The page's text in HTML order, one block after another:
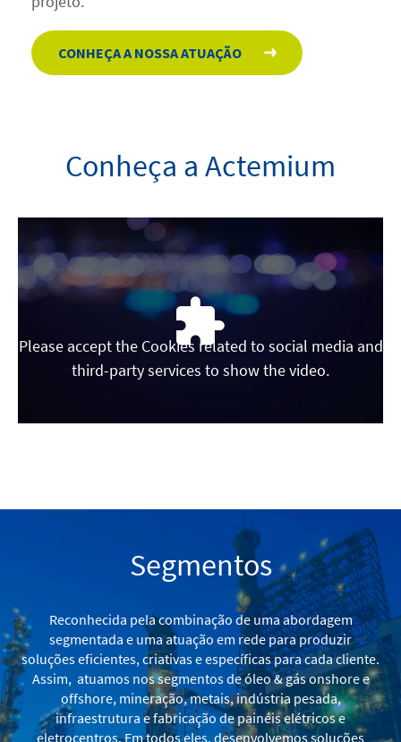
CONHEÇA A NOSSA ATUAÇÃO
Conheça a Actemium
Please accept the Cookies related to social media and
third-party services to show the video.
Segmentos
Reconhecida pela combinação de uma abordagem
segmentada e uma atuação em rede para produzir
soluções eficientes, criativas e específicas para cada cliente.
Assim, atuamos nos segmentos de óleo & gás onshore e
offshore, mineração, metais, indústria pesada,
infraestrutura e fabricação de painéis elétricos e
eletrocentros. Em todos eles, desenvolvemos soluções